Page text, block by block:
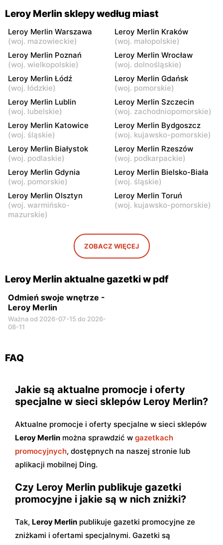
Bełchatów, ul. Armii
Krajowej 9
Lublin al. Spółdzielczości
Pracy 32
Leroy Merlin
Lublin al. Wincentego
Witosa 32
Leroy Merlin
Sieradz, ul. Henryka
Sienkiewicza 1
Leroy Merlin
Olsztyn, ul. Juliana Tuwima
25
Leroy Merlin
Białystok, ul. Hetmańska 18
Leroy Merlin
Białystok, ul. Produkcyjna
Leroy Merlin
Toruń, ul. szosa Lubicka 155
Leroy Merlin
Konin, ul. Spółdzielców 16
Leroy Merlin
Inowrocław, ul. Wojska
Polskiego 16
Leroy Merlin
Kalisz, ul. Poznańska
Leroy Merlin
Mielec, ul. Powstańców
Leroy Merlin
Bydgoszcz, ul. Mariana
Leroy Merlin sklepy według miast
Leroy Merlin Warszawa
(woj. mazowieckie)
Leroy Merlin Kraków
(woj. małopolskie)
Leroy Merlin Poznań
(woj. wielkopolskie)
Leroy Merlin Wrocław
(woj. dolnośląskie)
Leroy Merlin Łódź
(woj. łódzkie)
Leroy Merlin Gdańsk
(woj. pomorskie)
Leroy Merlin Lublin
(woj. lubelskie)
Leroy Merlin Szczecin
(woj. zachodniopomorskie)
Leroy Merlin Katowice
(woj. śląskie)
Leroy Merlin Bydgoszcz
(woj. kujawsko-pomorskie)
Leroy Merlin Białystok
(woj. podlaskie)
Leroy Merlin Rzeszów
(woj. podkarpackie)
Leroy Merlin Gdynia
(woj. pomorskie)
Leroy Merlin Bielsko-Biała
(woj. śląskie)
Leroy Merlin Olsztyn
(woj. warmińsko-
mazurskie)
Leroy Merlin Toruń
(woj. kujawsko-pomorskie)
ZOBACZ WIĘCEJ
Leroy Merlin aktualne gazetki w pdf
Odmień swoje wnętrze -
Leroy Merlin
Ważna od 2026-07-15 do 2026-
08-11
FAQ
Jakie są aktualne promocje i oferty
specjalne w sieci sklepów Leroy Merlin?
Aktualne promocje i oferty specjalne w sieci sklepów
Leroy Merlin można sprawdzić w gazetkach
promocyjnych, dostępnych na naszej stronie lub
aplikacji mobilnej Ding.
Czy Leroy Merlin publikuje gazetki
promocyjne i jakie są w nich zniżki?
Tak, Leroy Merlin publikuje gazetki promocyjne ze
zniżkami i ofertami specjalnymi. Gazetki są